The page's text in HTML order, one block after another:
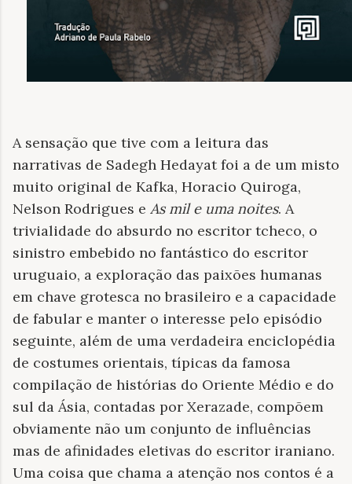
A sensação que tive com a leitura das
narrativas de Sadegh Hedayat foi a de um misto
muito original de Kafka, Horacio Quiroga,
Nelson Rodrigues e As mil e uma noites. A
trivialidade do absurdo no escritor tcheco, o
sinistro embebido no fantástico do escritor
uruguaio, a exploração das paixões humanas
em chave grotesca no brasileiro e a capacidade
de fabular e manter o interesse pelo episódio
seguinte, além de uma verdadeira enciclopédia
de costumes orientais, típicas da famosa
compilação de histórias do Oriente Médio e do
sul da Ásia, contadas por Xerazade, compõem
obviamente não um conjunto de influências
mas de afinidades eletivas do escritor iraniano.
Uma coisa que chama a atenção nos contos é a